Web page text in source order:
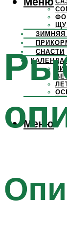
СНАСТИ
Меню